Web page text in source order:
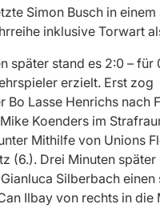
Simon Busch in einem
inklusive Torwart
später stand es 2:0 – für
erzielt. Erst zog
Bo Lasse Henrichs nach
Koenders im
Mithilfe von Unions
(6.). Drei Minuten
Silberbach einen
Ilbay von rechts in die